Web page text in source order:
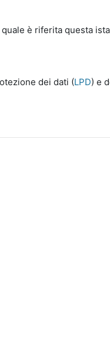
è riferita questa
dei dati (LPD) e